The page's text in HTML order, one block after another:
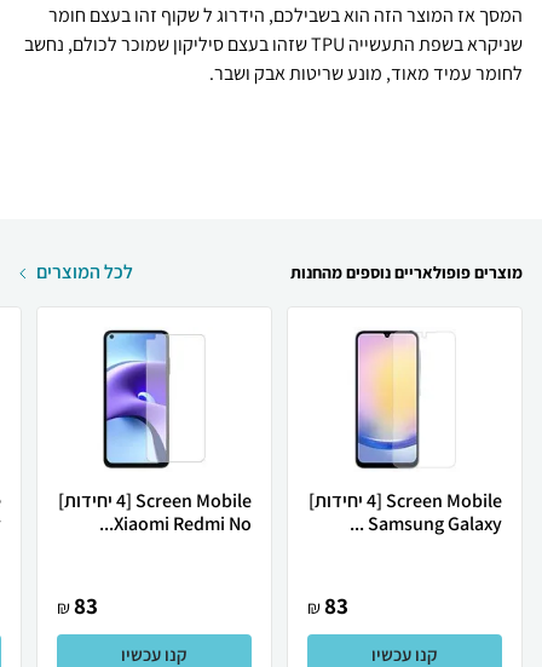
המסך אז המוצר הזה הוא בשבילכם, הידרוג ל שקוף זהו בעצם חומר
שניקרא בשפת התעשייה TPU שזהו בעצם סיליקון שמוכר לכולם, נחשב
לחומר עמיד מאוד, מונע שריטות אבק ושבר.
מוצרים פופולאריים נוספים מהחנות לכל המוצרים
Screen Mobile [4 יחידות]
Samsung Galaxy ...
83
₪
קנו עכשיו
Screen Mobile [4 יחידות]
Xiaomi Redmi No...
83
₪
קנו עכשיו